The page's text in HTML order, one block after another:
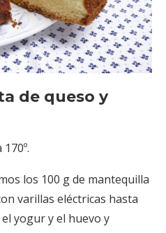
de queso y
los 100 g de mantequilla
varillas eléctricas hasta
yogur y el huevo y